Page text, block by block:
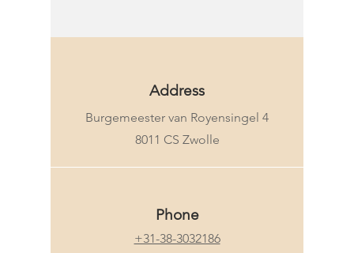
Address
Burgemeester van Royensingel 4
8011 CS Zwolle
Phone
+31-38-3032186